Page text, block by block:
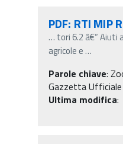
PDF: RTI MIP
… tori 6.2 â€“
agricole e…
Parole chiave:
Gazzetta Ufficiale
Ultima modifica: